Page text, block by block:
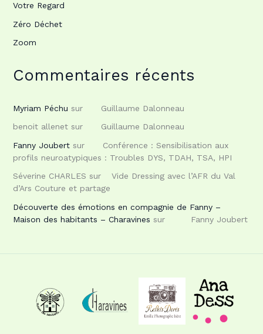
Votre Regard
Zéro Déchet
Zoom
Commentaires récents
Myriam Péchu sur
Guillaume Dalonneau
benoit allenetsur
Guillaume Dalonneau
Fanny Joubertsur
Conférence : Sensibilisation aux
profils neuroatypiques : Troubles DYS, TDAH, TSA, HPI
Séverine CHARLES sur
Vide Dressing avec l’AFR du Val
d’Ars Couture et partage
Découverte des émotions en compagnie de Fanny –
Maison des habitants – Charavines sur Fanny Joubert